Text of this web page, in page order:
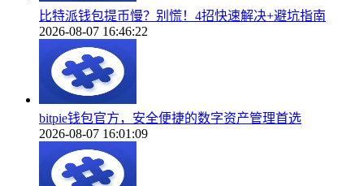
比特派钱包提币慢？别慌！4招快速解决+避坑指南
2026-08-07 16:46:22
bitpie钱包官方，安全便捷的数字资产管理首选
2026-08-07 16:01:09